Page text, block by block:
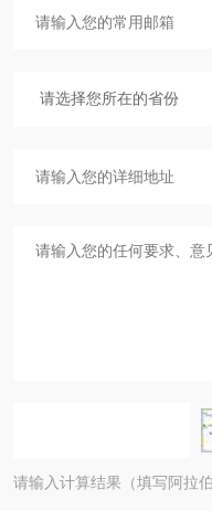
请输入计算结果（填写阿拉